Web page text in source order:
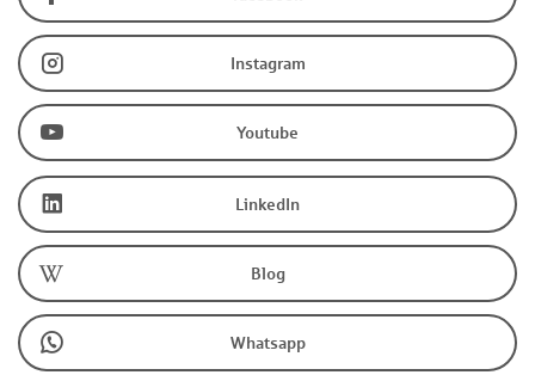
Instagram
Youtube
LinkedIn
Blog
Whatsapp